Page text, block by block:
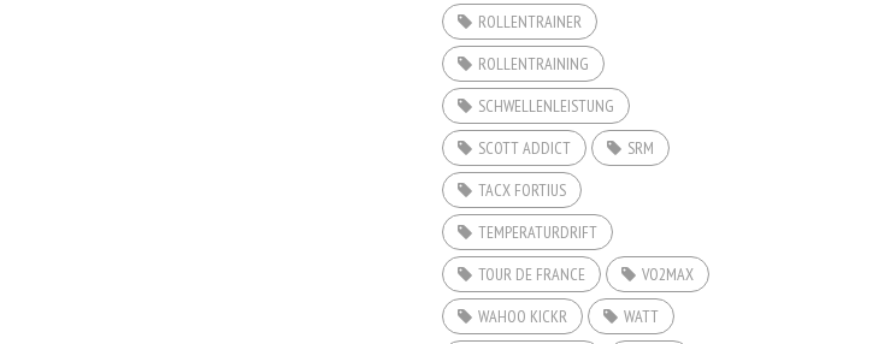
ROLLENTRAINER
ROLLENTRAINING
SCHWELLENLEISTUNG
SCOTT ADDICT
SRM
TACX FORTIUS
TEMPERATURDRIFT
TOUR DE FRANCE
VO2MAX
WAHOO KICKR
WATT